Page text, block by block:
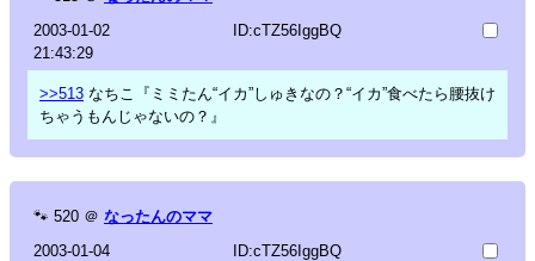
2003-01-02
21:43:29
ID:cTZ56IggBQ
>>513 なちこ『ミミたん“イカ”しゅきなの？“イカ”食べたら腰抜け
ちゃうもんじゃないの？』
🐾 520 ＠ なったんのママ
2003-01-04
ID:cTZ56IggBQ